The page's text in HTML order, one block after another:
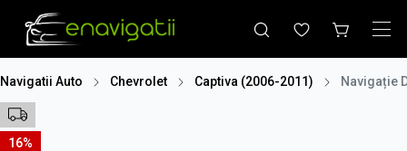
Navigatii Auto Chevrolet Captiva (2006-2011) Navigație
16%